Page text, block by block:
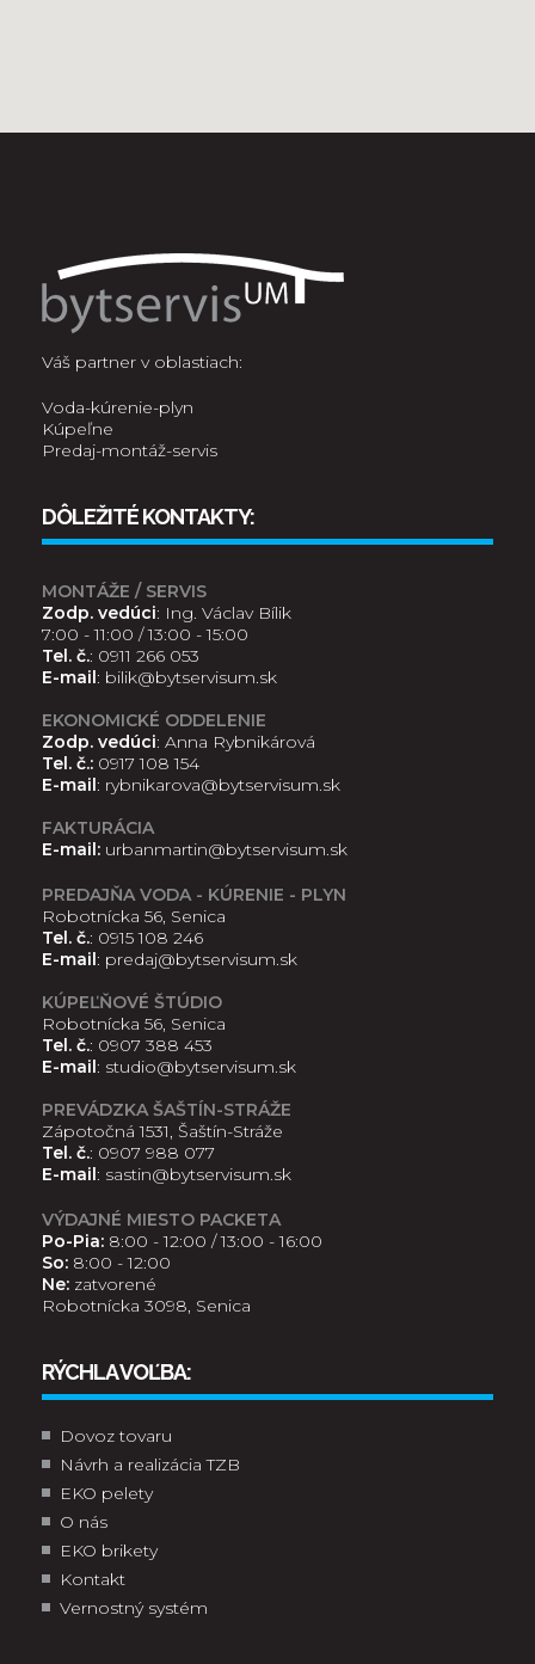
Váš partner v oblastiach:
Voda-kúrenie-plyn
Kúpeľne
Predaj-montáž-servis
DÔLEŽITÉ KONTAKTY:
MONTÁŽE / SERVIS
Zodp. vedúci: Ing. Václav Bílik
7:00 - 11:00 / 13:00 - 15:00
Tel. č.: 0911 266 053
E-mail: bilik@bytservisum.sk
EKONOMICKÉ ODDELENIE
Zodp. vedúci: Anna Rybnikárová
Tel. č.: 0917 108 154
E-mail: rybnikarova@bytservisum.sk
FAKTURÁCIA
E-mail: urbanmartin@bytservisum.sk
PREDAJŇA VODA - KÚRENIE - PLYN
Robotnícka 56, Senica
Tel. č.: 0915 108 246
E-mail: predaj@bytservisum.sk
KÚPEĽŇOVÉ ŠTÚDIO
Robotnícka 56, Senica
Tel. č.: 0907 388 453
E-mail: studio@bytservisum.sk
PREVÁDZKA ŠAŠTÍN-STRÁŽE
Zápotočná 1531, Šaštín-Stráže
Tel. č.: 0907 988 077
E-mail: sastin@bytservisum.sk
VÝDAJNÉ MIESTO PACKETA
Po-Pia: 8:00 - 12:00 / 13:00 - 16:00
So: 8:00 - 12:00
Ne: zatvorené
Robotnícka 3098, Senica
RÝCHLA VOĽBA:
Dovoz tovaru
Návrh a realizácia TZB
EKO pelety
O nás
EKO brikety
Kontakt
Vernostný systém